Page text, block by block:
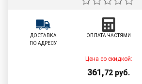
ДОСТАВКА
ПО АДРЕСУ
ОПЛАТА ЧАСТЯМИ
Цена со скидкой:
361,72 руб.